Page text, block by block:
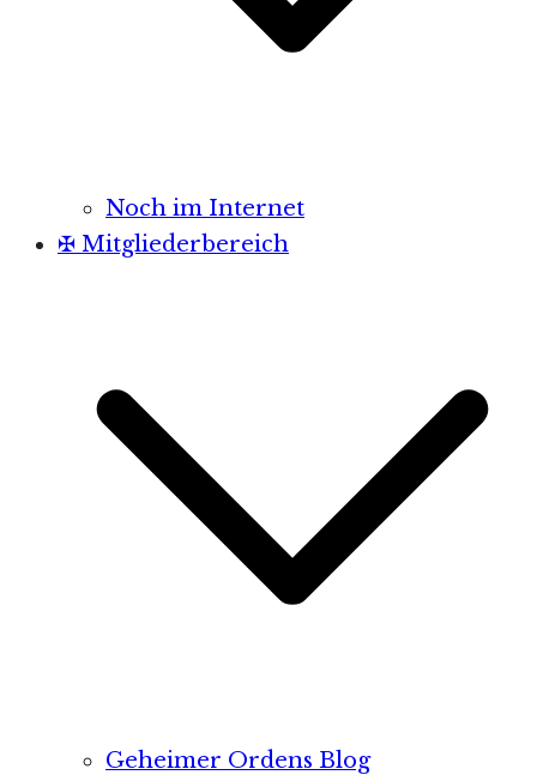
Noch im Internet
✠ Mitgliederbereich
Geheimer Ordens Blog